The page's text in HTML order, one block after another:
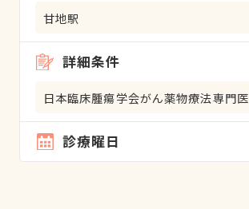
甘地駅
詳細条件
日本臨床腫瘍学会がん薬物療法専門医
診療曜日